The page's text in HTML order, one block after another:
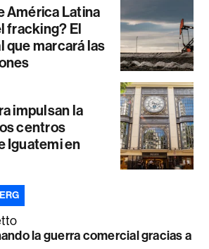
América Latina
fracking? El
que marcará las
impulsan la
centros
Iguatemi en
la guerra comercial gracias a